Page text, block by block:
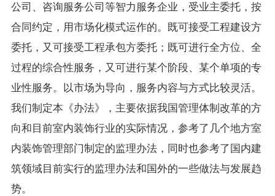
公司、咨询服务公司等智力服务企业，受业主委托，按
合同约定，用市场化模式运作的。既可接受工程建设方
委托，又可接受工程承包方委托；既可进行全方位、全
过程的综合性服务，又可进行某个阶段、某个单项的专
业性服务。以市场为导向，服务内容与方式比较灵活。
我们制定本《办法》，主要依据我国管理体制改革的方
向和目前室内装饰行业的实际情况，参考了几个地方室
内装饰管理部门制定的监理办法，同时也参考了国内建
筑领域目前实行的监理办法和国外的一些做法与发展趋
势。